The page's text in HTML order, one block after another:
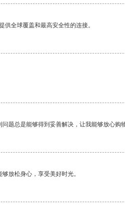
供全球覆盖和最高安全性的连接。
题总是能够得到妥善解决，让我能够放心购物
放松身心，享受美好时光。